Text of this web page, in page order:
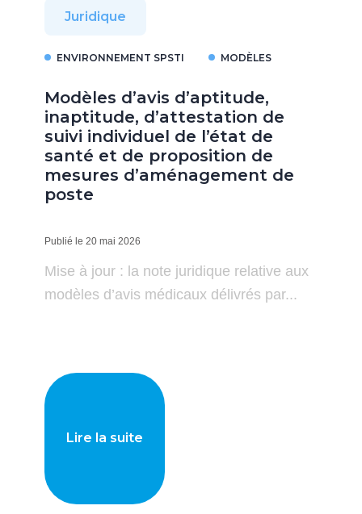
Juridique
ENVIRONNEMENT SPSTI MODÈLES
Modèles d’avis d’aptitude,
inaptitude, d’attestation de
suivi individuel de l’état de
santé et de proposition de
mesures d’aménagement de
poste
Publié le 20 mai 2026
Mise à jour : la note juridique relative aux
modèles d’avis médicaux délivrés par...
Lire la suite